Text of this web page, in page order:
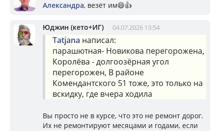
Александра, везёт им😄👍
Юджин (кето+ИГ) 04.07.2026 13:54
Tatjana написал:
парашютная- Новикова перегорожена,
Королёва - долгоозёрная угол
перегорожен, В районе
Комендантского 51 тоже, это только на
вскидку, где вчера ходила
Вы просто не в курсе, что это не ремонт дорог.
Их не ремонтируют месяцами и годами, если